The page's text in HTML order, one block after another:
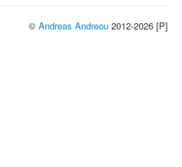
© Andreas Andreou 2012-2026 [P]